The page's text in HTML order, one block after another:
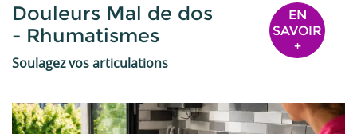
Douleurs Mal de dos
- Rhumatismes
Soulagez vos articulations
EN
SAVOIR
+